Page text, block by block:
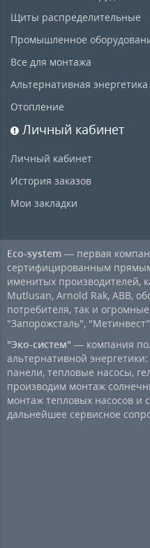
Щиты распределительные
Промышленное
Все для монтажа
Альтернативная энергетика
Отопление
Личный кабинет
Личный кабинет
История заказов
Мои закладки
Eco-system — первая
сертифицированным
именитых производителей,
Mutlusan, Arnold Rak, ABB,
потребителя, так и
"Запорожсталь",
"Эко-систем" — компания
альтернативной
панели, тепловые насосы,
производим монтаж
монтаж тепловых насосов и
дальнейшее сервисное